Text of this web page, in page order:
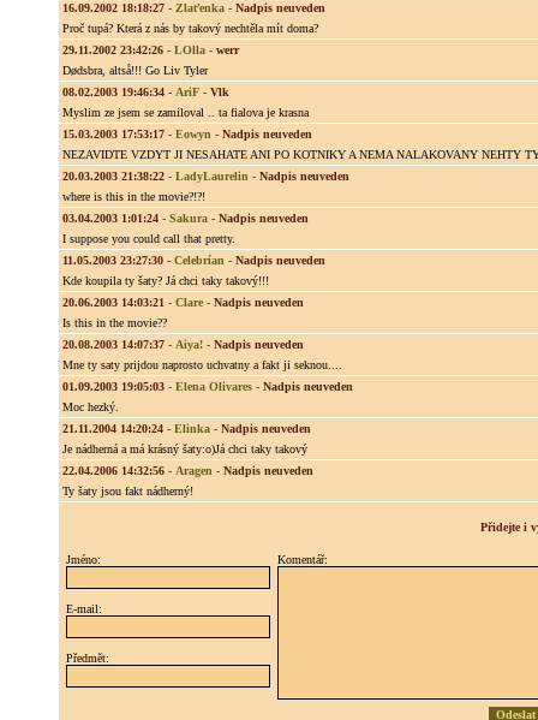
16.09.2002 18:18:27 - Zlaťenka - Nadpis neuveden
Proč tupá? Která z nás by takový nechtěla mít doma?
29.11.2002 23:42:26 - LOlla - werr
Dødsbra, altså!!! Go Liv Tyler
08.02.2003 19:46:34 - AriF - Vlk
Myslim ze jsem se zamiloval .. ta fialova je krasna
15.03.2003 17:53:17 - Eowyn - Nadpis neuveden
NEZAVIDTE VZDYT JI NESAHATE ANI PO KOTNIKY A NEMA NALAKOVANY NEHTY
20.03.2003 21:38:22 - LadyLaurelin - Nadpis neuveden
where is this in the movie?!?!
03.04.2003 1:01:24 - Sakura - Nadpis neuveden
I suppose you could call that pretty.
11.05.2003 23:27:30 - Celebrían - Nadpis neuveden
Kde koupila ty šaty? Já chci taky takový!!!
20.06.2003 14:03:21 - Clare - Nadpis neuveden
Is this in the movie??
20.08.2003 14:07:37 - Aiya! - Nadpis neuveden
Mne ty saty prijdou naprosto uchvatny a fakt ji seknou....
01.09.2003 19:05:03 - Elena Olivares - Nadpis neuveden
Moc hezký.
21.11.2004 14:20:24 - Elinka - Nadpis neuveden
Je nádherná a má krásný šaty:o)Já chci taky takový
22.04.2006 14:32:56 - Aragen - Nadpis neuveden
Ty šaty jsou fakt nádherný!
Přidejte i
Jméno:
E-mail:
Předmět:
Komentář: